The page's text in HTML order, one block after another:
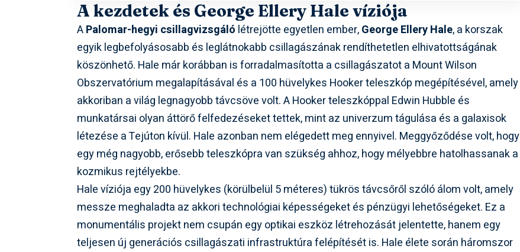
A kezdetek és George Ellery Hale víziója
APalomar-hegyi csillagvizsgáló létrejötte egyetlen ember,George Ellery Hale, a korszak
egyik legbefolyásosabb és leglátnokabb csillagászának rendíthetetlen elhivatottságának
köszönhető. Hale már korábban is forradalmasította a csillagászatot a Mount Wilson
Obszervatórium megalapításával és a 100 hüvelykes Hooker teleszkóp megépítésével, amely
akkoriban a világ legnagyobb távcsöve volt. A Hooker teleszkóppal Edwin Hubble és
munkatársai olyan áttörő felfedezéseket tettek, mint az univerzum tágulása és a galaxisok
létezése a Tejúton kívül. Hale azonban nem elégedett meg ennyivel. Meggyőződése volt, hogy
egy még nagyobb, erősebb teleszkópra van szükség ahhoz, hogy mélyebbre hatolhassanak a
kozmikus rejtélyekbe.
Hale víziója egy 200 hüvelykes (körülbelül 5 méteres) tükrös távcsőről szóló álom volt, amely
messze meghaladta az akkori technológiai képességeket és pénzügyi lehetőségeket. Ez a
monumentális projekt nem csupán egy optikai eszköz létrehozását jelentette, hanem egy
teljesen új generációs csillagászati infrastruktúra felépítését is. Hale élete során háromszor